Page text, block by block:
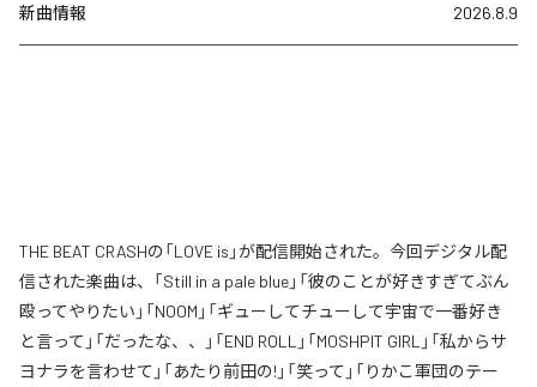
新曲情報 2026.8.9
THE BEAT CRASHの「LOVE is」が配信開始された。今回デジタル配
信された楽曲は、「Still in a pale blue」「彼のことが好きすぎてぶん
殴ってやりたい」「NOOM」「ギューしてチューして宇宙で一番好き
と言って」「だったな、、」「END ROLL」「MOSHPIT GIRL」「私からサ
ヨナラを言わせて」「あたり前田の!」「笑って」「りかこ軍団のテー